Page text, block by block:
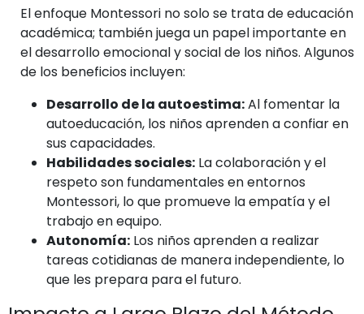
El enfoque Montessori no solo se trata de educación
académica; también juega un papel importante en
el desarrollo emocional y social de los niños. Algunos
de los beneficios incluyen:
Desarrollo de la autoestima:Al fomentar la
autoeducación, los niños aprenden a confiar en
sus capacidades.
Habilidades sociales: La colaboración y el
respeto son fundamentales en entornos
Montessori, lo que promueve la empatía y el
trabajo en equipo.
Autonomía: Los niños aprenden a realizar
tareas cotidianas de manera independiente, lo
que les prepara para el futuro.